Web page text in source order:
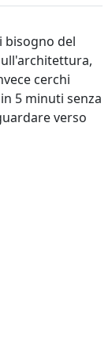
bisogno del
cerchi
5 minuti senza
verso